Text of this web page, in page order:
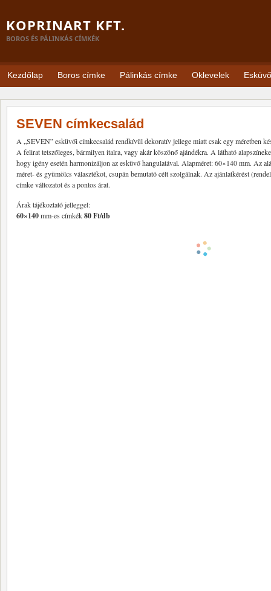
KOPRINART KFT.
BOROS ÉS PÁLINKÁS CÍMKÉK
Kezdőlap Boros címke Pálinkás címke Oklevelek Esküvő
SEVEN címkecsalád
A „SEVEN” esküvői címkecsalád rendkívül dekoratív jellege miatt csak egy méretben
A felirat tetszőleges, bármilyen italra, vagy akár köszönő ajándékra. A látható
hogy igény esetén harmonizáljon az esküvő hangulatával. Alapméret: 60×140 mm. Az
méret- és gyümölcs választékot, csupán bemutató célt szolgálnak. Az ajánlatkérést
címke változatot és a pontos árat.
Árak tájékoztató jelleggel:
60×140mm-es címkék80 Ft/db